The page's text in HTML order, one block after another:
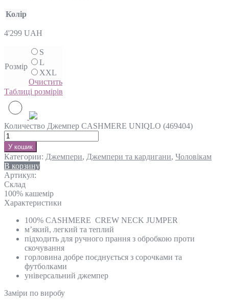
Колір
4'299 UAH
Розмір
S
L
XXL
Очистить
Таблиці розмірів
Количество Джемпер CASHMERE UNIQLO (469404)
У кошик
Категории: Джемпери, Джемпери та кардигани, Чоловікам
В корзину
Артикул:
Склад
100% кашемір
Характеристики
100% CASHMERE CREW NECK JUMPER
м’який, легкий та теплий
підходить для ручного прання з обробкою проти
скочування
горловина добре поєднується з сорочками та
футболками
універсальний джемпер
Замiри по виробу